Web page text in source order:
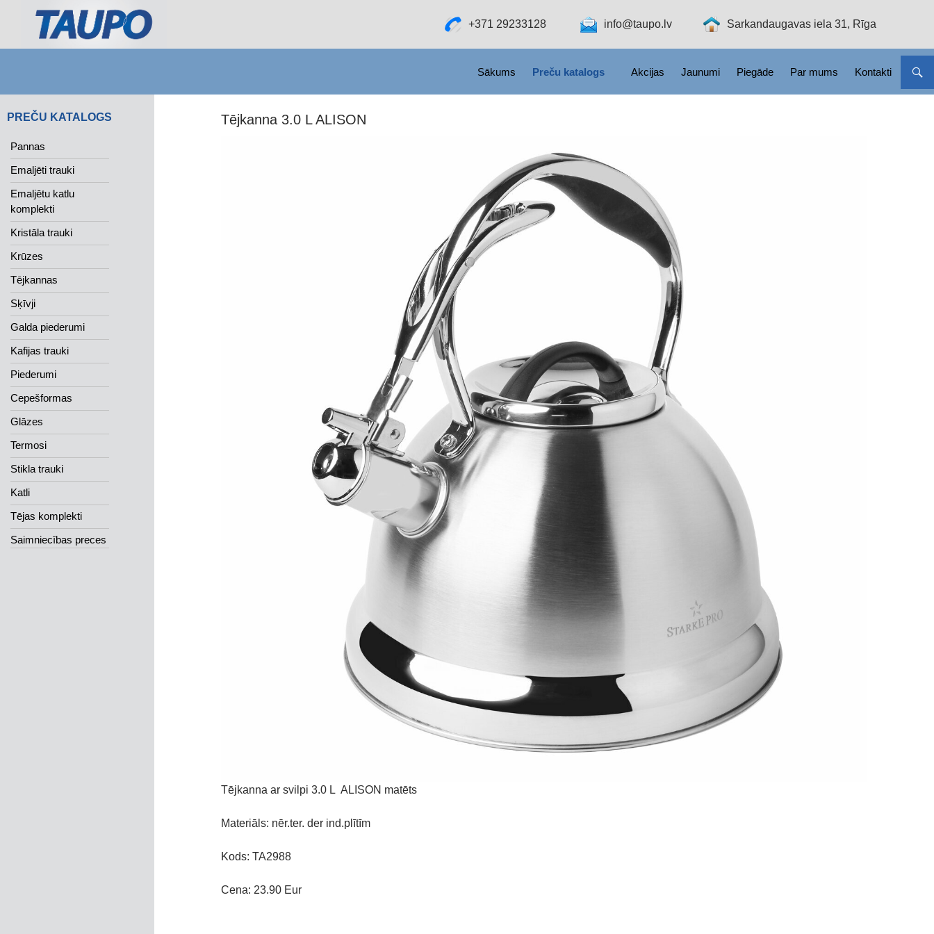
+371 29233128 info@taupo.lv Sarkandaugavas iela 31, Rīga
Sākums Preču katalogs Akcijas Jaunumi Piegāde Par mums Kontakti
Tējkanna 3.0 L ALISON
Tējkanna ar svilpi 3.0 L ALISON matēts
Materiāls: nēr.ter. der ind.plītīm
Kods: TA2988
Cena: 23.90 Eur
PREČU KATALOGS
Pannas
Emaljēti trauki
Emaljētu katlu
komplekti
Kristāla trauki
Krūzes
Tējkannas
Sķīvji
Galda piederumi
Kafijas trauki
Piederumi
Cepešformas
Glāzes
Termosi
Stikla trauki
Katli
Tējas komplekti
Saimniecības preces